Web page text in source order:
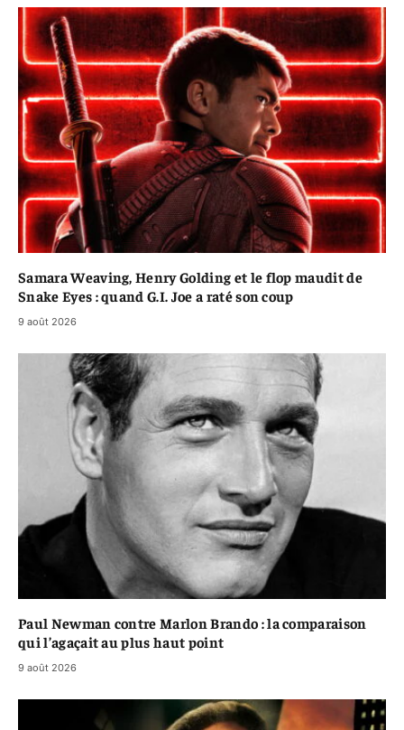
Samara Weaving, Henry Golding et le flop maudit de
Snake Eyes : quand G.I. Joe a raté son coup
9 août 2026
Paul Newman contre Marlon Brando : la comparaison
qui l’agaçait au plus haut point
9 août 2026